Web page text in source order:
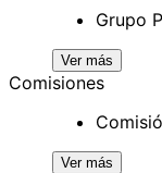
Grupo
Ver más
Comisiones
Ver más